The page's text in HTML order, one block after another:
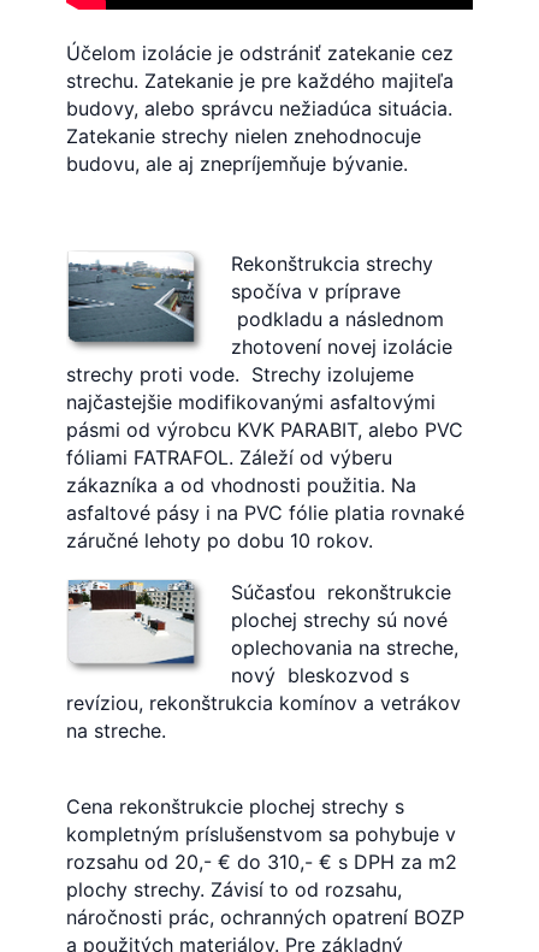
Účelom izolácie je odstrániť zatekanie cez
strechu. Zatekanie je pre každého majiteľa
budovy, alebo správcu nežiadúca situácia.
Zatekanie strechy nielen znehodnocuje
budovu, ale aj znepríjemňuje bývanie.
Rekonštrukcia strechy
spočíva v príprave
podkladu a následnom
zhotovení novej izolácie
strechy proti vode. Strechy izolujeme
najčastejšie modifikovanými asfaltovými
pásmi od výrobcu KVK PARABIT, alebo PVC
fóliami FATRAFOL. Záleží od výberu
zákazníka a od vhodnosti použitia. Na
asfaltové pásy i na PVC fólie platia rovnaké
záručné lehoty po dobu 10 rokov.
Súčasťou rekonštrukcie
plochej strechy sú nové
oplechovania na streche,
nový bleskozvod s
revíziou, rekonštrukcia komínov a vetrákov
na streche.
Cena rekonštrukcie plochej strechy s
kompletným príslušenstvom sa pohybuje v
rozsahu od 20,- € do 310,- € s DPH za m2
plochy strechy. Závisí to od rozsahu,
náročnosti prác, ochranných opatrení BOZP
a použitých materiálov. Pre základný